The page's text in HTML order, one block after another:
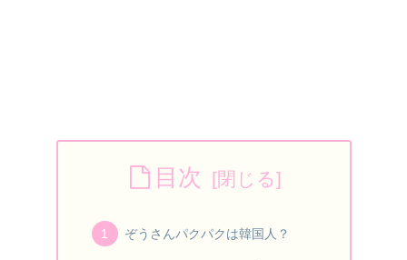
目次
ぞうさんパクパクは韓国人？